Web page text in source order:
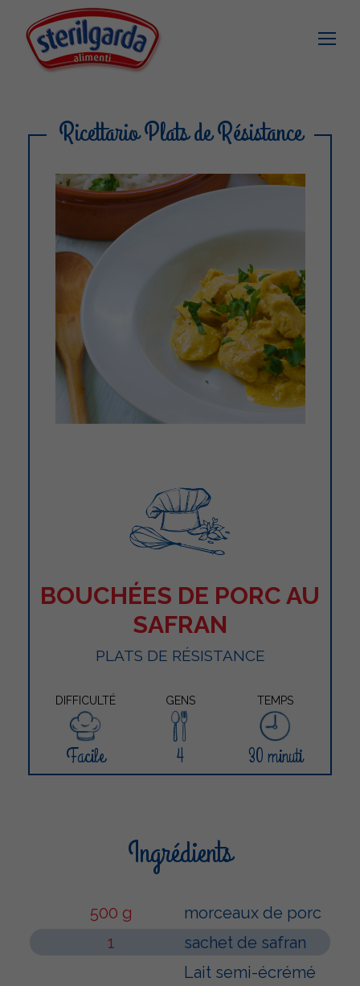
Ricettario Plats de Résistance
BOUCHÉES DE PORC AU
SAFRAN
PLATS DE RÉSISTANCE
DIFFICULTÉ GENS TEMPS
Facile 4 30 minuti
Ingrédients
500 g
morceaux de porc
1
sachet de safran
Lait semi-écrémé